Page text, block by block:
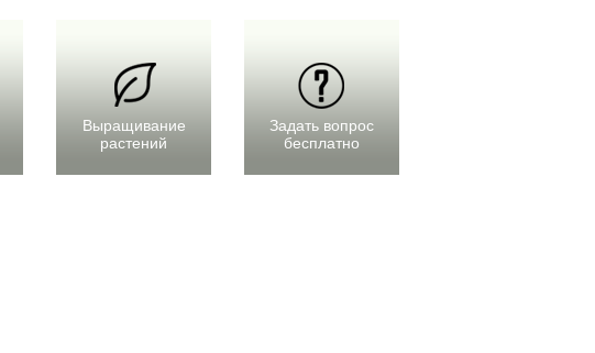
Выращивание
растений
Задать вопрос
бесплатно